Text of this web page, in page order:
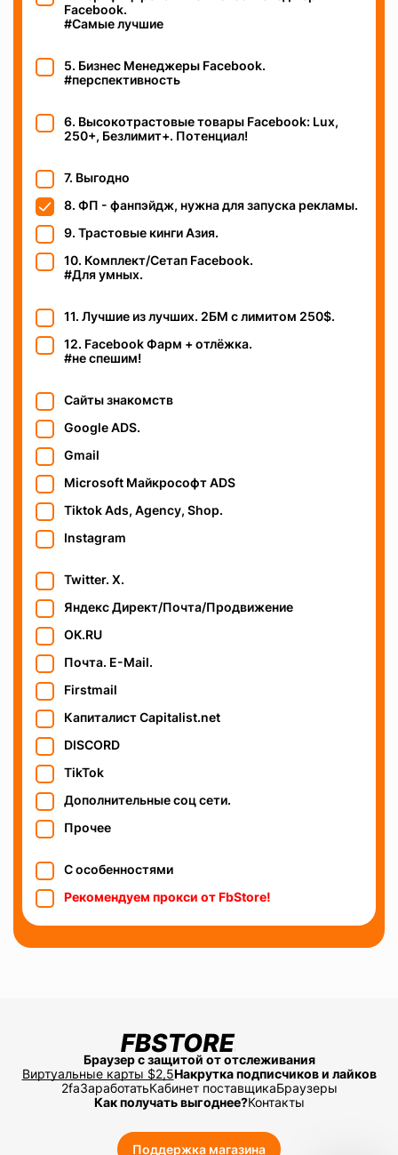
Facebook.
#Самые лучшие
5. Бизнес Менеджеры Facebook.
#перспективность
6. Высокотрастовые товары Facebook: Lux,
250+, Безлимит+. Потенциал!
7. Выгодно
8. ФП - фанпэйдж, нужна для запуска рекламы.
9. Трастовые кинги Азия.
10. Комплект/Сетап Facebook.
#Для умных.
11. Лучшие из лучших. 2БМ c лимитом 250$.
12. Facebook Фарм + отлёжка.
#не спешим!
Сайты знакомств
Google ADS.
Gmail
Microsoft Майкрософт ADS
Tiktok Ads, Agency, Shop.
Instagram
Twitter. X.
Яндекс Директ/Почта/Продвижение
OK.RU
Почта. E-Mail.
Firstmail
Капиталист Capitalist.net
DISCORD
TikTok
Дополнительные соц сети.
Прочее
С особенностями
Рекомендуем прокси от FbStore!
Браузер с защитой от отслеживания
Виртуальные карты $2,5Накрутка подписчиков и лайков
2faЗаработатьКабинет поставщикаБраузеры
Как получать выгоднее?Контакты
Поддержка магазина